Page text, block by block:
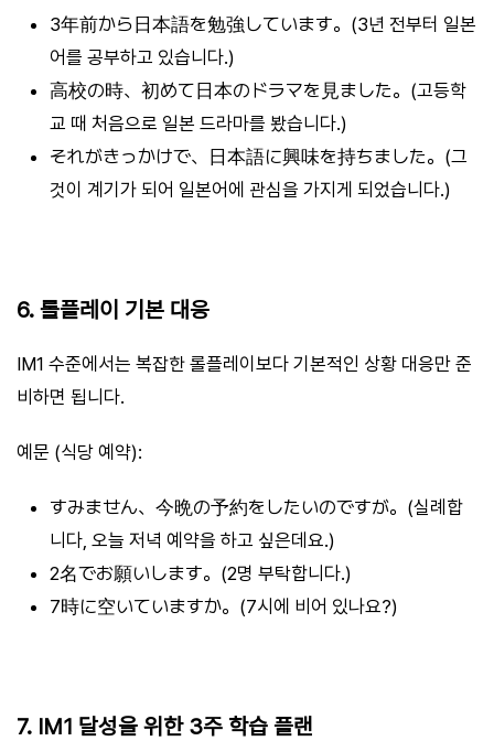
3年前から日本語を勉強しています。(3년 전부터 일본
어를 공부하고 있습니다.)
高校の時、初めて日本のドラマを見ました。(고등학
교 때 처음으로 일본 드라마를 봤습니다.)
それがきっかけで、日本語に興味を持ちました。(그
것이 계기가 되어 일본어에 관심을 가지게 되었습니다.)
6. 롤플레이 기본 대응
IM1 수준에서는 복잡한 롤플레이보다 기본적인 상황 대응만 준
비하면 됩니다.
예문 (식당 예약):
すみません、今晩の予約をしたいのですが。(실례합
니다, 오늘 저녁 예약을 하고 싶은데요.)
2名でお願いします。(2명 부탁합니다.)
7時に空いていますか。(7시에 비어 있나요?)
7. IM1 달성을 위한 3주 학습 플랜